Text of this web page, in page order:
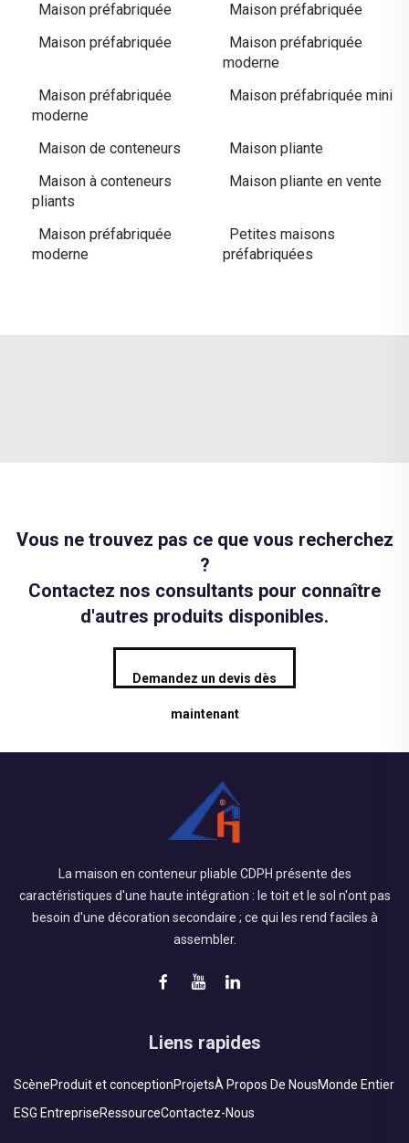
Maison préfabriquée
Maison préfabriquée
Maison préfabriquée
Maison préfabriquée
moderne
Maison préfabriquée
moderne
Maison préfabriquée mini
Maison de conteneurs
Maison pliante
Maison à conteneurs
pliants
Maison pliante en vente
Maison préfabriquée
moderne
Petites maisons
préfabriquées
Vous ne trouvez pas ce que vous recherchez
?
Contactez nos consultants pour connaître
d'autres produits disponibles.
Demandez un devis dès
maintenant
La maison en conteneur pliable CDPH présente des
caractéristiques d'une haute intégration : le toit et le sol n'ont pas
besoin d'une décoration secondaire ; ce qui les rend faciles à
assembler.
Liens rapides
ScèneProduit et conceptionProjetsÀ Propos De NousMonde Entier
ESG EntrepriseRessourceContactez-Nous